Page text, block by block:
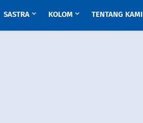
SASTRA KOLOM TENTANG KAMI